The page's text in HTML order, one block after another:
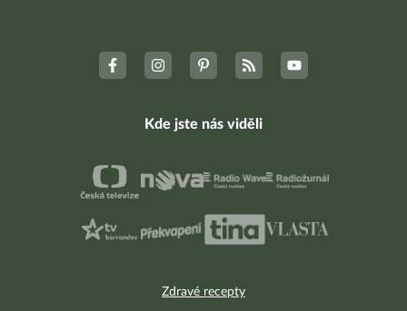
Zdravé recepty
Kde jste nás viděli